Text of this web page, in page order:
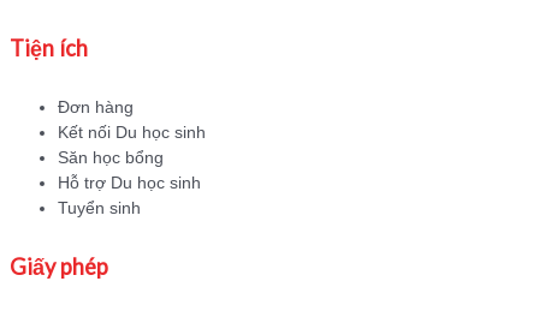
Tiện ích
Đơn hàng
Kết nối Du học sinh
Săn học bổng
Hỗ trợ Du học sinh
Tuyển sinh
Giấy phép